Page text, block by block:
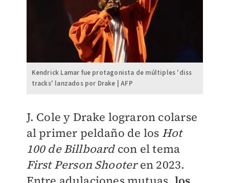
Kendrick Lamar fue protagonista de múltiples 'diss
tracks' lanzados por Drake | AFP
J. Cole y Drake lograron colarse
al primer peldaño de los Hot
100 de Billboardcon el tema
First Person Shooteren 2023.